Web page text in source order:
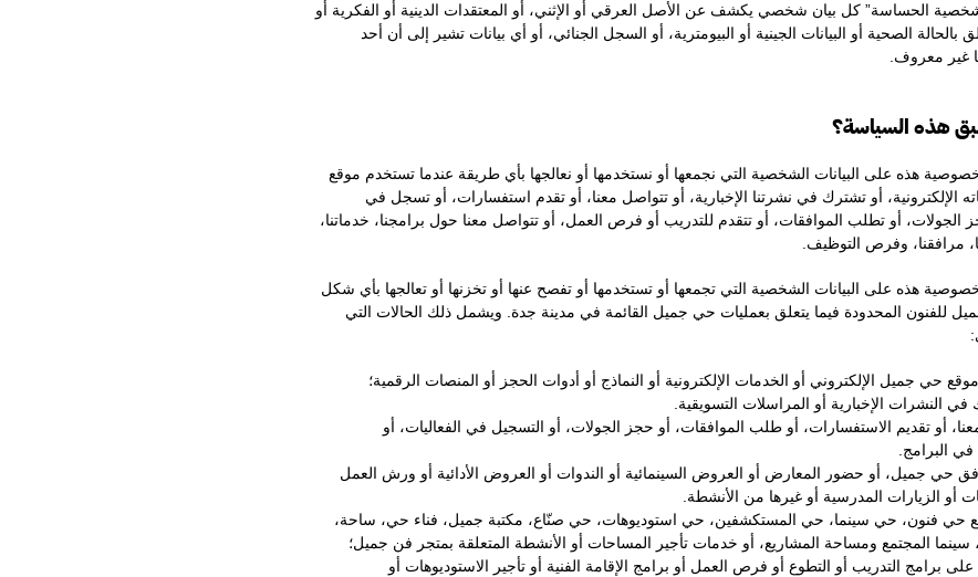
الحساسة” كل بيان شخصي يكشف عن الأصل العرقي أو الإثني، أو المعتقدات الدينية أو الفكرية أو
بالحالة الصحية أو البيانات الجينية أو البيومترية، أو السجل الجنائي، أو أي بيانات تشير إلى أن أحد
غير معروف.
هذه على البيانات الشخصية التي نجمعها أو نستخدمها أو نعالجها بأي طريقة عندما تستخدم موقع
الإلكترونية، أو تشترك في نشرتنا الإخبارية، أو تتواصل معنا، أو تقدم استفسارات، أو تسجل في
الجولات، أو تطلب الموافقات، أو تتقدم للتدريب أو فرص العمل، أو تتواصل معنا حول برامجنا، خدماتنا،
مرافقنا، وفرص التوظيف.
هذه على البيانات الشخصية التي تجمعها أو تستخدمها أو تفصح عنها أو تخزنها أو تعالجها بأي شكل
للفنون المحدودة فيما يتعلق بعمليات حي جميل القائمة في مدينة جدة. ويشمل ذلك الحالات التي
حي جميل الإلكتروني أو الخدمات الإلكترونية أو النماذج أو أدوات الحجز أو المنصات الرقمية؛
في النشرات الإخبارية أو المراسلات التسويقية.
أو تقديم الاستفسارات، أو طلب الموافقات، أو حجز الجولات، أو التسجيل في الفعاليات، أو
البرامج.
حي جميل، أو حضور المعارض أو العروض السينمائية أو الندوات أو العروض الأدائية أو ورش العمل
أو الزيارات المدرسية أو غيرها من الأنشطة.
حي فنون، حي سينما، حي المستكشفين، حي استوديوهات، حي صنّاع، مكتبة جميل، فناء حي، ساحة،
المجتمع ومساحة المشاريع، أو خدمات تأجير المساحات أو الأنشطة المتعلقة بمتجر فن جميل؛
على برامج التدريب أو التطوع أو فرص العمل أو برامج الإقامة الفنية أو تأجير الاستوديوهات أو